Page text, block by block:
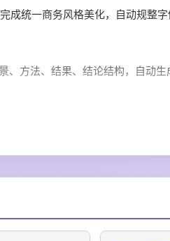
成统一商务风格美化，自动规整
、方法、结果、结论结构，自动
知识点标注、随堂习题、总结板